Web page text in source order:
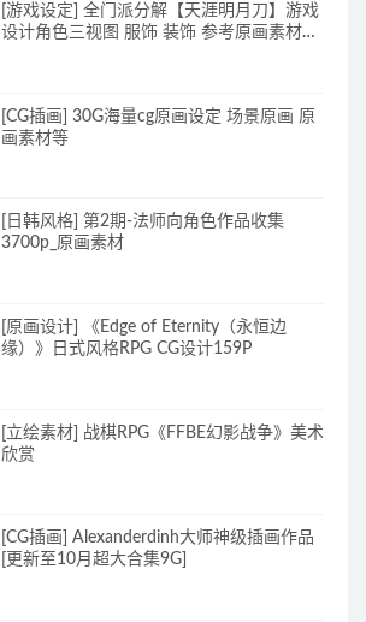
[游戏设定] 全门派分解【天涯明月刀】游戏
设计角色三视图 服饰 装饰 参考原画素材
[CG插画] 30G海量cg原画设定 场景原画 原
画素材等
[日韩风格] 第2期-法师向角色作品收集
3700p_原画素材
[原画设计] 《Edge of Eternity（永恒边
缘）》日式风格RPG CG设计159P
[立绘素材] 战棋RPG《FFBE幻影战争》美术
欣赏
[CG插画] Alexanderdinh大师神级插画作品
[更新至10月超大合集9G]